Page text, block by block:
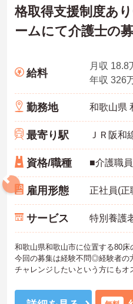
格取得支援制度あ
ームにて介護士の
給料
勤務地
最寄り駅
資格/職種
雇用形態 正社員(正
サービス
和歌山県和歌山市に位置する80床
今回の募集は経験不問◎経験者の
チャレンジしたいという方にも
がしやすい環境です◎